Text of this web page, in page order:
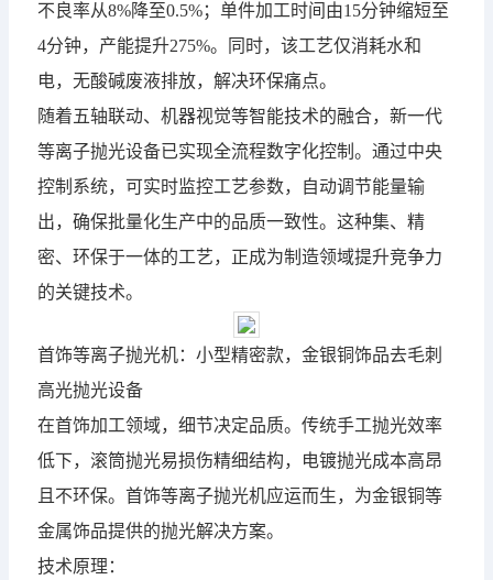
不良率从8%降至0.5%；单件加工时间由15分钟缩短至
4分钟，产能提升275%。同时，该工艺仅消耗水和
电，无酸碱废液排放，解决环保痛点。
随着五轴联动、机器视觉等智能技术的融合，新一代
等离子抛光设备已实现全流程数字化控制。通过中央
控制系统，可实时监控工艺参数，自动调节能量输
出，确保批量化生产中的品质一致性。这种集、精
密、环保于一体的工艺，正成为制造领域提升竞争力
的关键技术。
首饰等离子抛光机：小型精密款，金银铜饰品去毛刺
高光抛光设备
在首饰加工领域，细节决定品质。传统手工抛光效率
低下，滚筒抛光易损伤精细结构，电镀抛光成本高昂
且不环保。首饰等离子抛光机应运而生，为金银铜等
金属饰品提供的抛光解决方案。
技术原理：